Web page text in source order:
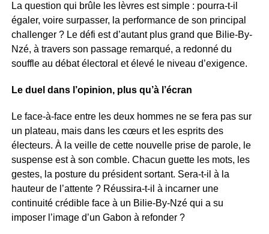
La question qui brûle les lèvres est simple : pourra-t-il
égaler, voire surpasser, la performance de son principal
challenger ? Le défi est d’autant plus grand que Bilie-By-
Nzé, à travers son passage remarqué, a redonné du
souffle au débat électoral et élevé le niveau d’exigence.
Le duel dans l’opinion, plus qu’à l’écran
Le face-à-face entre les deux hommes ne se fera pas sur
un plateau, mais dans les cœurs et les esprits des
électeurs. À la veille de cette nouvelle prise de parole, le
suspense est à son comble. Chacun guette les mots, les
gestes, la posture du président sortant. Sera-t-il à la
hauteur de l’attente ? Réussira-t-il à incarner une
continuité crédible face à un Bilie-By-Nzé qui a su
imposer l’image d’un Gabon à refonder ?